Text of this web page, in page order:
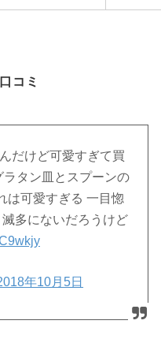
コミ
だけど可愛すぎて買
ラタン皿とスプーンの
は可愛すぎる 一目惚
多にないだろうけど
年10月5日